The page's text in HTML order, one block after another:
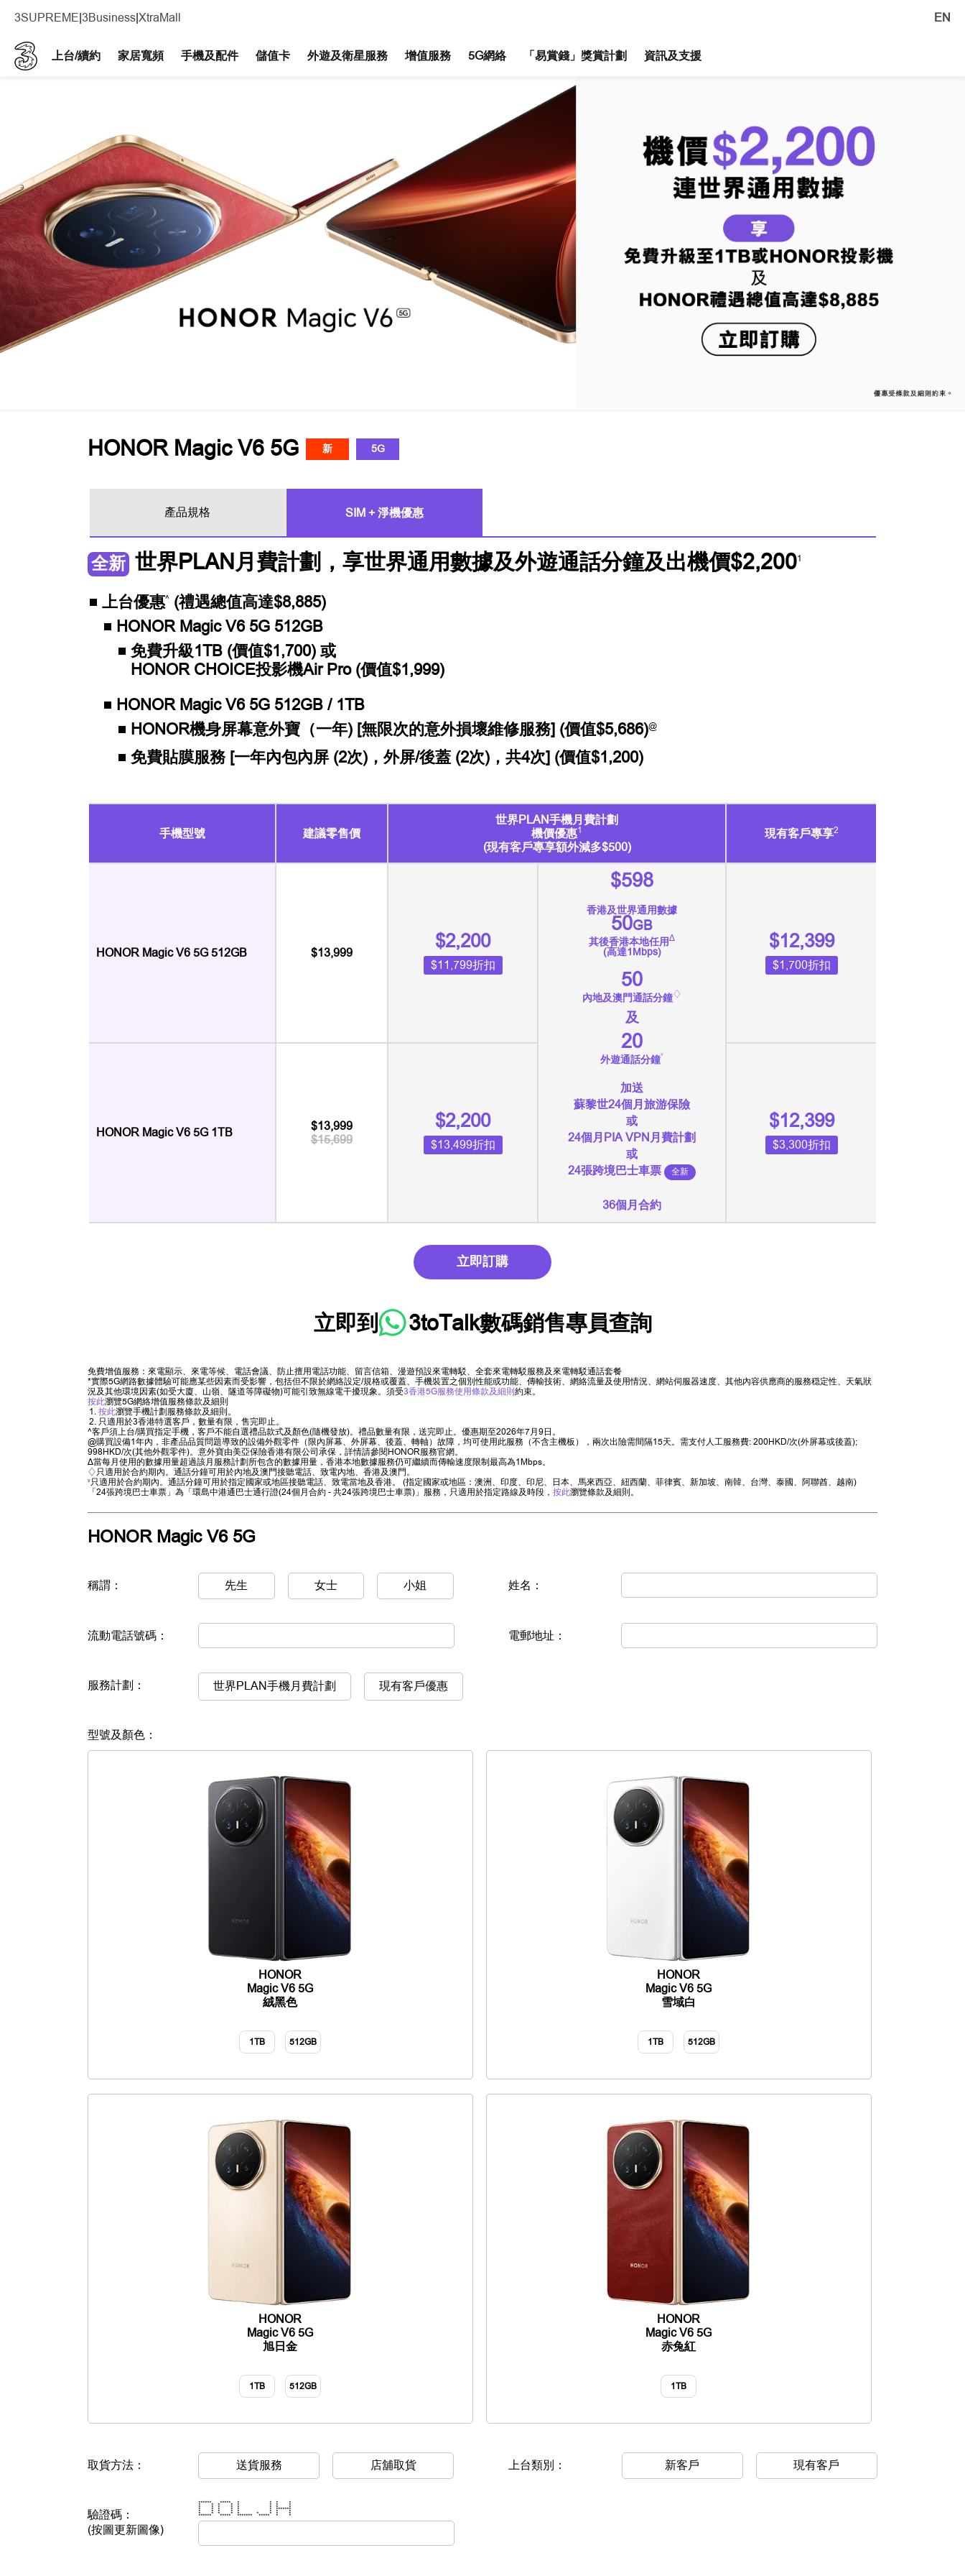
3SUPREME 3Business XtraMall EN
上台/續約 家居寬頻 手機及配件​ 儲值卡 外遊及衛星服務 增值服務 5G網絡 「易賞錢」獎賞計劃 資訊及支援
HONOR Magic V6 5G 新 5G
產品規格 SIM + 淨機優惠
全新 世界PLAN月費計劃，享世界通用數據及外遊通話分鐘及出機價$2,2001
上台優惠^ (禮遇總值高達$8,885)
HONOR Magic V6 5G 512GB
免費升級1TB (價值$1,700) 或
HONOR CHOICE投影機Air Pro (價值$1,999)
HONOR Magic V6 5G 512GB / 1TB
HONOR機身屏幕意外寶（一年) [無限次的意外損壞維修服務] (價值$5,686)@
免費貼膜服務 [一年內包內屏 (2次)，外屏/後蓋 (2次)，共4次] (價值$1,200)
手機型號 建議零售價
世界PLAN手機月費計劃
機價優惠1
(現有客戶專享額外減多$500)
現有客戶專享2
HONOR Magic V6 5G 512GB $13,999
$2,200
$11,799折扣
$598
香港及世界通用數據
50GB
其後香港本地任用∆
(高達1Mbps)
50
內地及澳門通話分鐘♢
及
20
外遊通話分鐘˅
加送
蘇黎世24個月旅游保險
或
24個月PIA VPN月費計劃
或
24張跨境巴士車票
全新
36個月合約
$12,399
$1,700折扣
HONOR Magic V6 5G 1TB
$13,999
$15,699
$2,200
$13,499折扣
$12,399
$3,300折扣
立即訂購
立即到 3toTalk數碼銷售專員查詢
免費增值服務：來電顯示、來電等候、電話會議、防止擅用電話功能、留言信箱、漫遊預設來電轉駁、全套來電轉駁服務及來電轉駁通話套餐
*實際5G網路數據體驗可能應某些因素而受影響，包括但不限於網絡設定/規格或覆蓋、手機裝置之個別性能或功能、傳輸技術、網絡流量及使用情況、網站伺服器速度、其他內容供應商的服務穏定性、天氣狀
況及其他環境因素(如受大廈、山嶺、隧道等障礙物)可能引致無線電干擾現象。須受3香港5G服務使用條款及細則 約束。
按此瀏覽5G網絡增值服務條款及細則
按此瀏覽手機計劃服務條款及細則。
只適用於3香港特選客戶，數量有限，售完即止。
^客戶須上台/購買指定手機，客戶不能自選禮品款式及顏色(隨機發放)。禮品數量有限，送完即止。優惠期至2026年7月9日。
@購買設備1年內，非產品品質問題導致的設備外觀零件（限內屏幕、外屏幕、後蓋、轉軸）故障，均可使用此服務（不含主機板），兩次出險需間隔15天。需支付人工服務費: 200HKD/次(外屏幕或後蓋);
998HKD/次(其他外觀零件)。意外寶由美亞保險香港有限公司承保，詳情請參閱HONOR服務官網。
∆當每月使用的數據用量超過該月服務計劃所包含的數據用量，香港本地數據服務仍可繼續而傳輸速度限制最高為1Mbps。
♢只適用於合約期內。通話分鐘可用於內地及澳門接聽電話、致電內地、香港及澳門。
˅只適用於合約期內。通話分鐘可用於指定國家或地區接聽電話、致電當地及香港。 (指定國家或地區：澳洲、印度、印尼、日本、馬來西亞、紐西蘭、菲律賓、新加坡、南韓、台灣、泰國、阿聯酋、越南)
「24張跨境巴士車票」為「環島中港通巴士通行證(24個月合約 - 共24張跨境巴士車票)」服務，只適用於指定路線及時段， 按此瀏覽條款及細則。
HONOR Magic V6 5G
稱謂： 先生 女士 小姐 姓名：
流動電話號碼： 電郵地址：
服務計劃： 世界PLAN手機月費計劃 現有客戶優惠
型號及顏色：
HONOR
Magic V6 5G
絨黑色
1TB 512GB
HONOR
Magic V6 5G
雪域白
1TB 512GB
HONOR
Magic V6 5G
旭日金
1TB 512GB
HONOR
Magic V6 5G
赤兔紅
1TB
取貨方法： 送貨服務 店舖取貨 上台類別： 新客戶 現有客戶
驗證碼：
(按圖更新圖像)
****** ***** * * * *
* * * * * * * *
* * * * * * * *
* * * * * * *******
* * * * * * * *
* * * * * * * * *
****** ***** ******* ***** * *